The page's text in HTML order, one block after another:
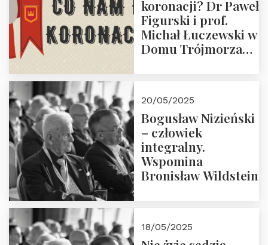
koronacji? Dr Paweł
Figurski i prof.
Michał Łuczewski w
Domu Trójmorza
20/05/2025
Bogusław Nizieński
– człowiek
integralny.
Wspomina
Bronisław Wildstein
18/05/2025